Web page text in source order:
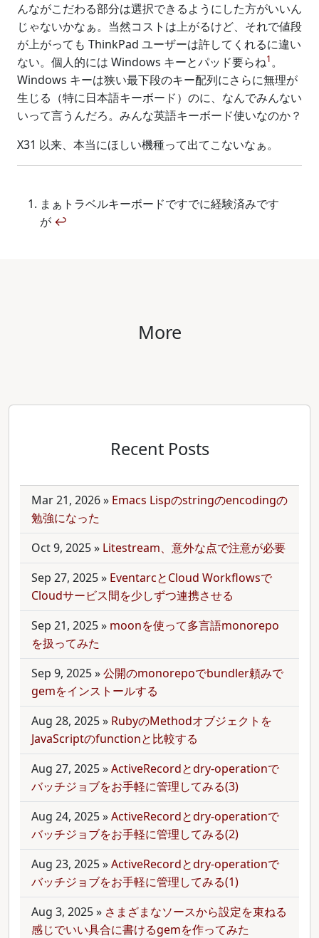
んながこだわる部分は選択できるようにした方がいいん
じゃないかなぁ。当然コストは上がるけど、それで値段
が上がっても ThinkPad ユーザーは許してくれるに違い
ない。個人的には Windows キーとパッド要らね1。
Windows キーは狭い最下段のキー配列にさらに無理が
生じる（特に日本語キーボード）のに、なんでみんない
いって言うんだろ。みんな英語キーボード使いなのか？
X31 以来、本当にほしい機種って出てこないなぁ。
まぁトラベルキーボードですでに経験済みです
が ↩
More
Recent Posts
Mar 21, 2026» Emacs Lispのstringのencodingの
勉強になった
Oct 9, 2025» Litestream、意外な点で注意が必要
Sep 27, 2025» EventarcとCloud Workflowsで
Cloudサービス間を少しずつ連携させる
Sep 21, 2025» moonを使って多言語monorepo
を扱ってみた
Sep 9, 2025»公開のmonorepoでbundler頼みで
gemをインストールする
Aug 28, 2025» RubyのMethodオブジェクトを
JavaScriptのfunctionと比較する
Aug 27, 2025»ActiveRecordとdry-operationで
バッチジョブをお手軽に管理してみる(3)
Aug 24, 2025»ActiveRecordとdry-operationで
バッチジョブをお手軽に管理してみる(2)
Aug 23, 2025»ActiveRecordとdry-operationで
バッチジョブをお手軽に管理してみる(1)
Aug 3, 2025» さまざまなソースから設定を束ねる
感じでいい具合に書けるgemを作ってみた